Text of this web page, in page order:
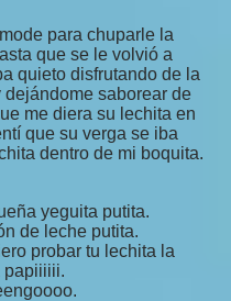
para chuparle la
que se le volvió a
quieto disfrutando de la
saborear de
me diera su lechita en
que su verga se iba
dentro de mi boquita.
yeguita putita.
de leche putita.
probar tu lechita la
papiiiiii.